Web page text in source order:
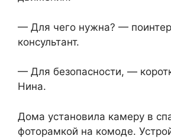
— Для чего нужна? —
консультант.
— Для безопасности, —
Нина.
Дома установила камеру в
фоторамкой на комоде.